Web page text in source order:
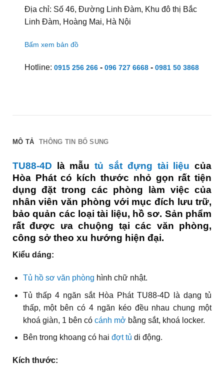
Địa chỉ: Số 46, Đường Linh Đàm, Khu đô thị Bắc
Linh Đàm, Hoàng Mai, Hà Nội
Bấm xem bản đồ
Hotline: 0915 256 266- 096 727 6668- 0981 50 3868
MÔ TẢ THÔNG TIN BỔ SUNG
TU88-4D là mẫutủ sắt đựng tài liệu của
Hòa Phát có kích thước nhỏ gọn rất tiện
dụng đặt trong các phòng làm việc của
nhân viên văn phòng với mục đích lưu trữ,
bảo quản các loại tài liệu, hồ sơ. Sản phẩm
rất được ưa chuộng tại các văn phòng,
công sở theo xu hướng hiện đại.
Kiểu dáng:
Tủ hồ sơ văn phòng hình chữ nhật.
Tủ thấp 4 ngăn sắt Hòa Phát TU88-4D là dạng tủ
thấp, một bên có 4 ngăn kéo đều nhau chung một
khoá giàn, 1 bên có cánh mở bằng sắt, khoá locker.
Bên trong khoang có hai đợt tủ di động.
Kích thước: